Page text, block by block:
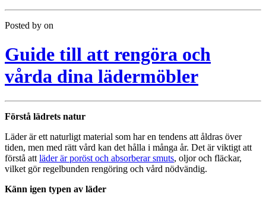
Posted by on
Guide till att rengöra och
vårda dina lädermöbler
Förstå lädrets natur
Läder är ett naturligt material som har en tendens att åldras över
tiden, men med rätt vård kan det hålla i många år. Det är viktigt att
förstå att läder är poröst och absorberar smuts, oljor och fläckar,
vilket gör regelbunden rengöring och vård nödvändig.
Känn igen typen av läder